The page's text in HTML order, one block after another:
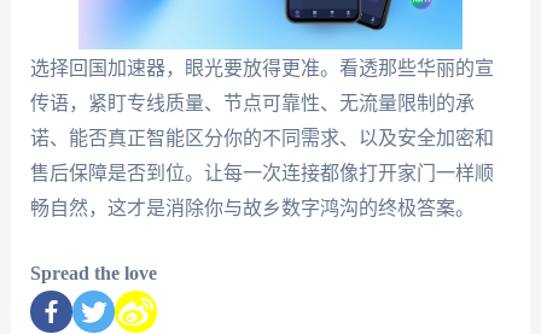
选择回国加速器，眼光要放得更准。看透那些华丽的宣
传语，紧盯专线质量、节点可靠性、无流量限制的承
诺、能否真正智能区分你的不同需求、以及安全加密和
售后保障是否到位。让每一次连接都像打开家门一样顺
畅自然，这才是消除你与故乡数字鸿沟的终极答案。
Spread the love